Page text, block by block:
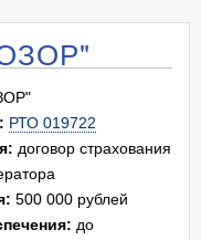
РТО 019722
договор страхования
500 000 рублей
до